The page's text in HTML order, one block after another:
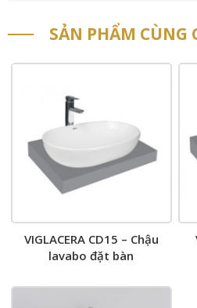
SẢN PHẨM CÙNG
VIGLACERA CD15 – Chậu
lavabo đặt bàn